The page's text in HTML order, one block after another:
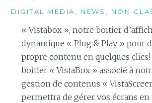
DIGITAL MEDIA , NEWS , NON
« Vistabox », notre boitier
dynamique « Plug & Play » pour
propre contenu en quelques
boitier « VistaBox » associé à
gestion de contenus «
permettra de gérer vos écrans en